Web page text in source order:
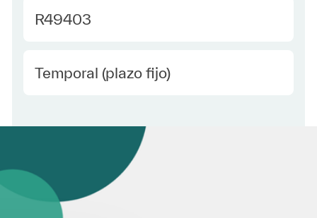
Required Id
R49403
Employee Type Spanish
Temporal (plazo fijo)